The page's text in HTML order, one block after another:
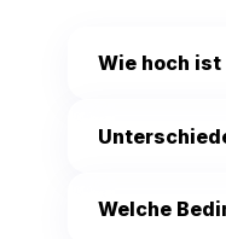
Wie hoch ist
Welche